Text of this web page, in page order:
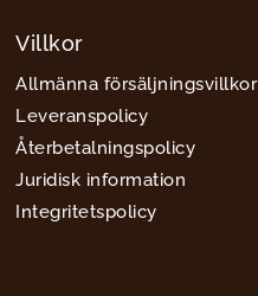
Villkor
Allmänna försäljningsvillkor
Leveranspolicy
Återbetalningspolicy
Juridisk information
Integritetspolicy